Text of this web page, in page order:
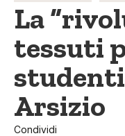
La
tessuti
Arsizio
Condividi